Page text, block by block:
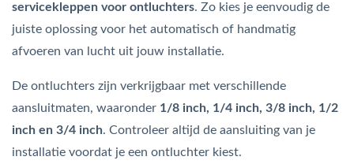
servicekleppen voor ontluchters. Zo kies je eenvoudig de
juiste oplossing voor het automatisch of handmatig
afvoeren van lucht uit jouw installatie.
De ontluchters zijn verkrijgbaar met verschillende
aansluitmaten, waaronder 1/8 inch, 1/4 inch, 3/8 inch, 1/2
inch en 3/4 inch. Controleer altijd de aansluiting van je
installatie voordat je een ontluchter kiest.